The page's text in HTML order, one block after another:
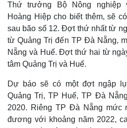
Thứ trưởng Bộ Nông nghiệp
Hoàng Hiệp cho biết thêm, sẽ
sau bão số 12. Đợt thứ nhất từ
từ Quảng Trị đến TP Đà Nẵng,
Nẵng và Huế. Đợt thứ hai từ
tâm Quảng Trị và Huế.
Dự báo sẽ có một đợt ngập
Quảng Trị, TP Huế, TP Đà
2020. Riêng TP Đà Nẵng mức
đương với khoảng năm 2022,